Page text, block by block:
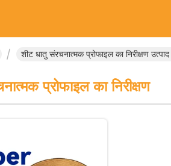
शीट धातु संरचनात्मक प्रोफाइल का निरीक्षण
प्रोफाइल का निरीक्षण